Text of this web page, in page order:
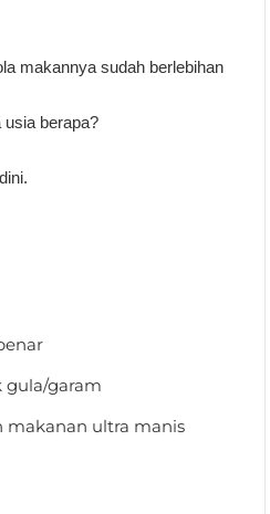
makannya sudah berlebihan
usia berapa?
gula/garam
makanan ultra manis